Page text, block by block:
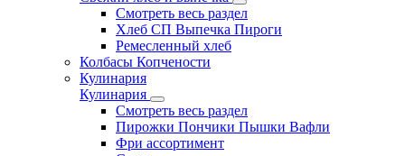
Смотреть весь раздел
Хлеб СП Выпечка Пироги
Ремесленный хлеб
Колбасы Копчености
Кулинария
Кулинария
Смотреть весь раздел
Пирожки Пончики Пышки Вафли
Фри ассортимент